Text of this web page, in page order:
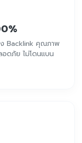
ง Backlink คุณภาพ
ดภัย ไม่โดนแบน